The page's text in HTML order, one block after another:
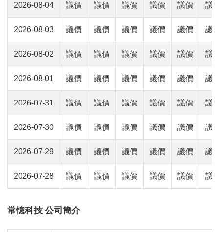
2026-08-04 議價 議價 議價 議價 議價 議
2026-08-03 議價 議價 議價 議價 議價 議
2026-08-02 議價 議價 議價 議價 議價 議
2026-08-01 議價 議價 議價 議價 議價 議
2026-07-31 議價 議價 議價 議價 議價 議
2026-07-30 議價 議價 議價 議價 議價 議
2026-07-29 議價 議價 議價 議價 議價 議
2026-07-28 議價 議價 議價 議價 議價 議
常憶科技 公司簡介